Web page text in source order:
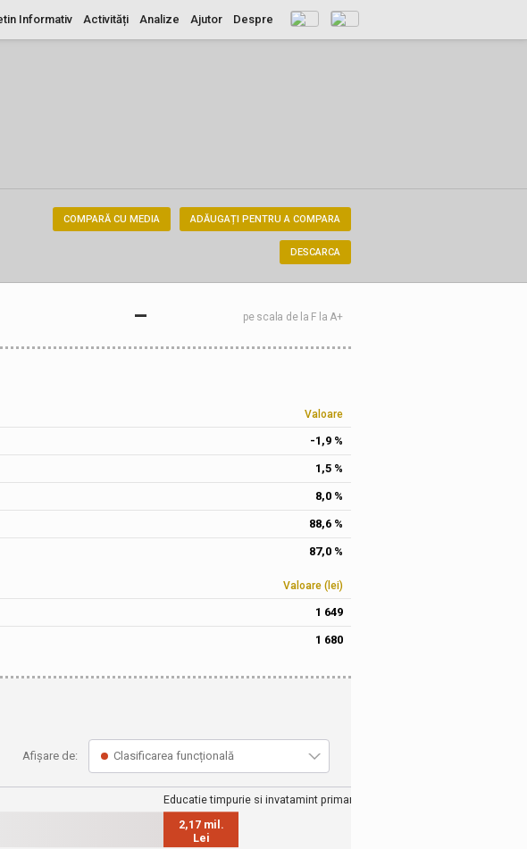
Despre
Ajutor
Analize
Activități
Informativ
ADĂUGAȚI PENTRU A COMPARA
COMPARĂ CU MEDIA
DESCARCA
– pe scala de la F la A+
Valoare
-1,9 %
1,5 %
8,0 %
88,6 %
87,0 %
Valoare (lei)
1 649
1 680